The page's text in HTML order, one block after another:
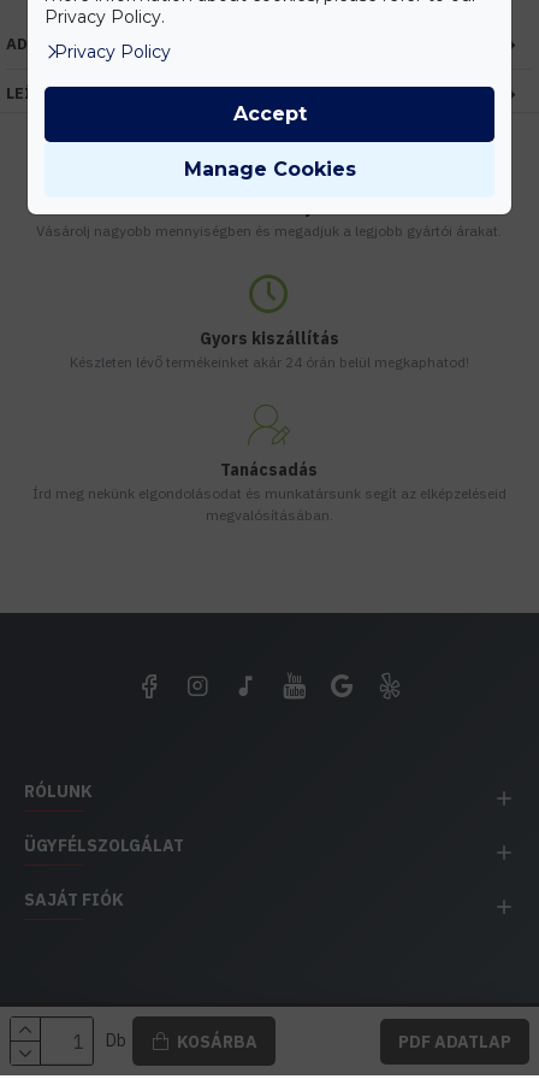
Db KOSÁRBA PDF ADATLAP
ADATOK
LEÍRÁS
Vásárolj nagyobb mennyiségben és megadjuk a legjobb gyártói árakat.
Gyors kiszállítás
Készleten lévő termékeinket akár 24 órán belül megkaphatod!
Tanácsadás
Írd meg nekünk elgondolásodat és munkatársunk segít az elképzeléseid
megvalósításában.
RÓLUNK
ÜGYFÉLSZOLGÁLAT
SAJÁT FIÓK
EH IMPEX / Copyright © 1991-2025 Energia Háza
Privacy Policy.
Privacy Policy
Manage Cookies
Accept